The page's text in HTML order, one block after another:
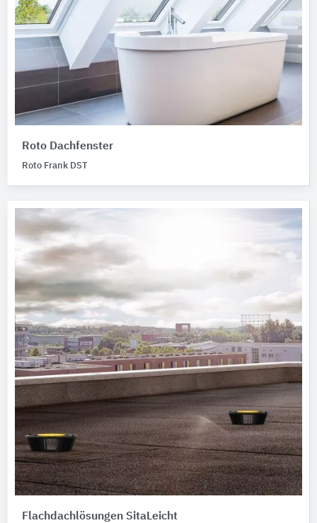
Roto Dachfenster
Roto Frank DST
Flachdachlösungen SitaLeicht